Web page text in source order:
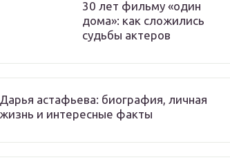
30 лет фильму «один
дома»: как сложились
судьбы актеров
Дарья астафьева: биография, личная
жизнь и интересные факты